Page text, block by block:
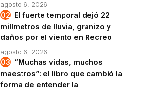
agosto 6, 2026
El fuerte temporal dejó 22
milímetros de lluvia, granizo y
daños por el viento en Recreo
agosto 6, 2026
“Muchas vidas, muchos
maestros”: el libro que cambió la
forma de entender la